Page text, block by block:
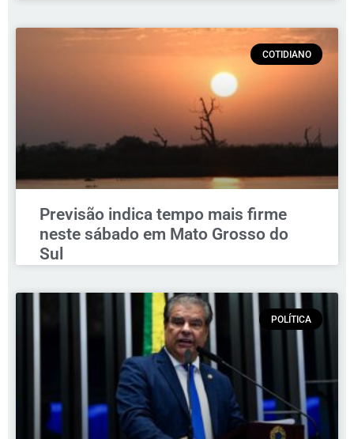
COTIDIANO
Previsão indica tempo mais firme
neste sábado em Mato Grosso do
Sul
POLÍTICA